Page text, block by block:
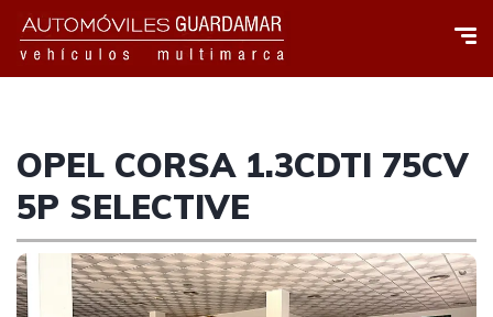
OPEL CORSA 1.3CDTI 75CV
5P SELECTIVE